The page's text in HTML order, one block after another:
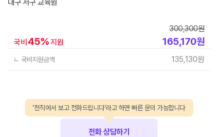
대구 서구 교육원
국비 45% 지원
300,300원
165,170원
ㄴ 국비지원금액 135,130원
전화 상담하기
'천직에서 보고 전화드립니다'라고 하면 빠른 문의 가능합니다